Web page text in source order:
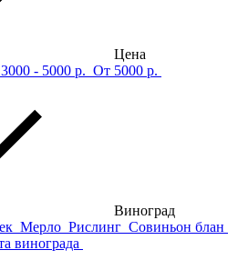
Цена
3000 - 5000 р. От 5000 р.
Виноград
Мерло Рислинг Совиньон блан
винограда